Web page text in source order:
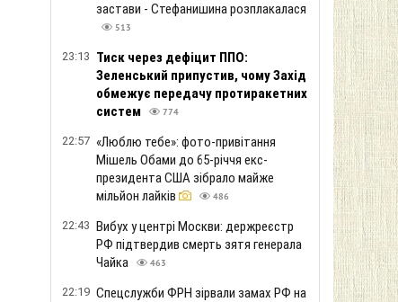
застави - Стефанишина розплакалася
513
23:13 Тиск через дефіцит ППО:
Зеленський припустив, чому Захід
обмежує передачу протиракетних
систем
774
22:57 «Люблю тебе»: фото-привітання
Мішель Обами до 65-річчя екс-
президента США зібрало майже
мільйон лайків
486
22:43 Вибух у центрі Москви: держреєстр
РФ підтвердив смерть зятя генерала
Чайка
463
22:19 Спецслужби ФРН зірвали замах РФ на